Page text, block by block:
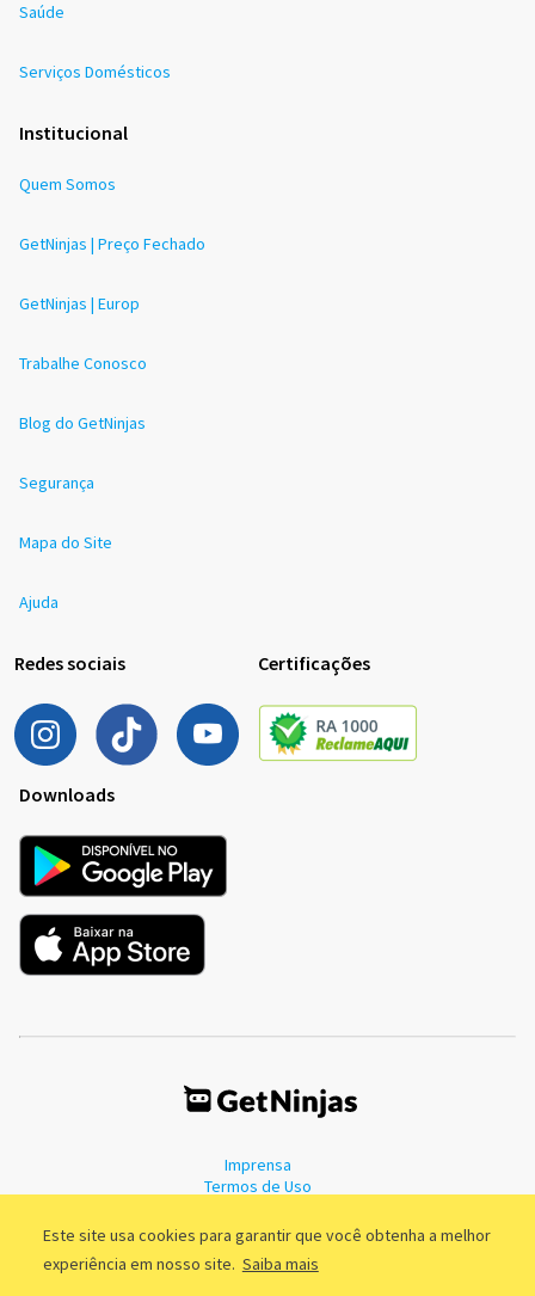
Este site usa cookies para garantir que você obtenha a melhor
experiência em nosso site. Saiba mais
Saúde
Serviços Domésticos
Institucional
Quem Somos
GetNinjas | Preço Fechado
GetNinjas | Europ
Trabalhe Conosco
Blog do GetNinjas
Segurança
Mapa do Site
Ajuda
Redes sociais Certificações
Downloads
Imprensa
Termos de Uso